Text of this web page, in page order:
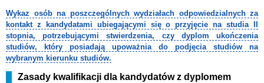
Wykaz osób na poszczególnych wydziałach odpowiedzialnych za
kontakt z kandydatami ubiegającymi się o przyjęcie na studia II
stopnia, potrzebującymi stwierdzenia, czy dyplom ukończenia
studiów, który posiadają upoważnia do podjęcia studiów na
wybranym kierunku studiów.
Zasady kwalifikacji dla kandydatów z dyplomem